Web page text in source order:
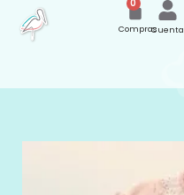
Cuenta
0
Compras